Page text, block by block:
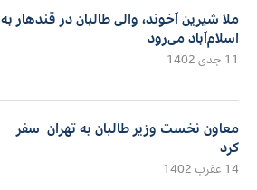
ملا شیرین آخوند، والی طالبان در قندهار به
اسلام‌آباد می‌رود
11 جدی 1402
معاون نخست وزیر طالبان به تهران سفر
کرد
14 عقرب 1402